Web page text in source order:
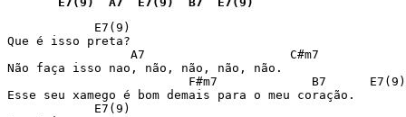
            E7(9)
Que é isso preta?
                 A7                    C#m7
Não faça isso nao, não, não, não, não.
                         F#m7             B7      E7(9)
Esse seu xamego é bom demais para o meu coração.
            E7(9)